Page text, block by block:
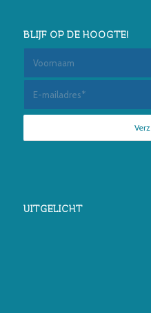
BLIJF OP DE HOOGTE!
UITGELICHT